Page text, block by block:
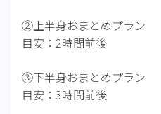
②上半身おまとめプラン
目安：2時間前後
③下半身おまとめプラン
目安：3時間前後